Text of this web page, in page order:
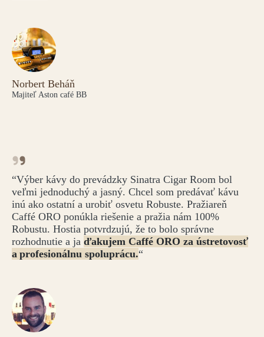
Norbert Beháň
Majiteľ Aston café BB
“Výber kávy do prevádzky Sinatra Cigar Room bol
veľmi jednoduchý a jasný. Chcel som predávať kávu
inú ako ostatní a urobiť osvetu Robuste. Pražiareň
Caffé ORO ponúkla riešenie a pražia nám 100%
Robustu. Hostia potvrdzujú, že to bolo správne
rozhodnutie a ja ďakujem Caffé ORO za ústretovosť
a profesionálnu spoluprácu.“